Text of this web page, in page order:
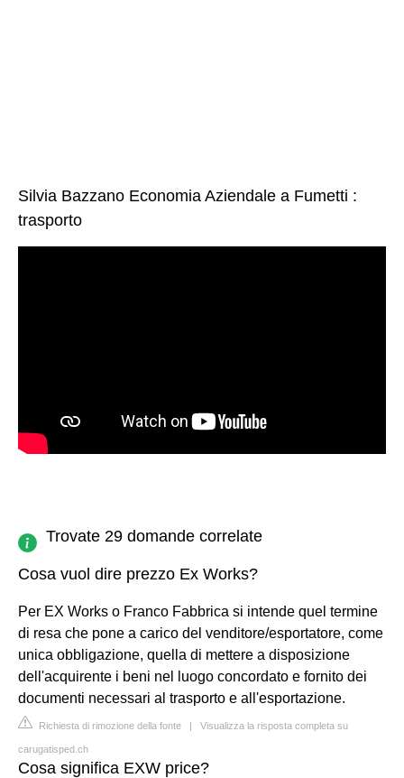
Silvia Bazzano Economia Aziendale a Fumetti :
trasporto
Trovate 29 domande correlate
Cosa vuol dire prezzo Ex Works?
Per EX Works o Franco Fabbrica si intende quel termine
di resa che pone a carico del venditore/esportatore, come
unica obbligazione, quella di mettere a disposizione
dell'acquirente i beni nel luogo concordato e fornito dei
documenti necessari al trasporto e all'esportazione.
Richiesta di rimozione della fonte | Visualizza la risposta completa su
carugatisped.ch
Cosa significa EXW price?